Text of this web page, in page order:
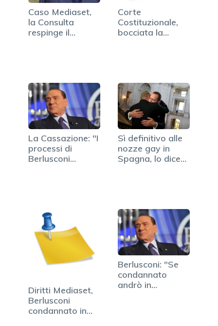
Caso Mediaset,
la Consulta
respinge il
Corte
Costituzionale,
bocciata la
La Cassazione: "I
processi di
Berlusconi
Sì definitivo alle
nozze gay in
Spagna, lo dice
Diritti Mediaset,
Berlusconi
condannato in
Berlusconi: "Se
condannato
andrò in